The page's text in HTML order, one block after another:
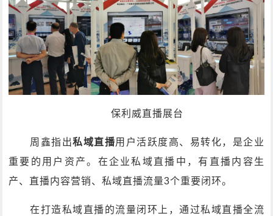
保利威直播展台
周鑫指出私域直播用户活跃度高、易转化，是企业
重要的用户资产。在企业私域直播中，有直播内容生
产、直播内容营销、私域直播流量3个重要闭环。
在打造私域直播的流量闭环上，通过私域直播全流